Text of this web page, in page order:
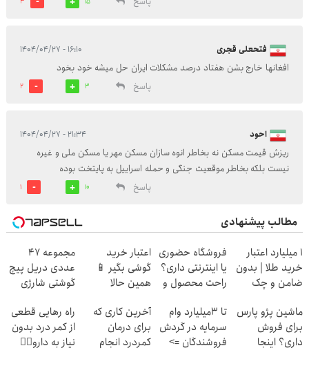
فتحعلی قجری ۱۶:۱۰ - ۱۴۰۴/۰۴/۲۷
افغانها خارج بشن هفتاد درصد مشکلات ایران حل میشه خود بخود
پاسخ
3
2
احود ۲۱:۳۴ - ۱۴۰۴/۰۴/۲۷
ریزش قیمت مسکن نه بخاطر انوه سازان مسکن مهر یا مسکن ملی و غیره
نیست بلکه بخاطر موقعیت جنگی و حمله اسراییل به پایتخت بوده
پاسخ
10
1
مطالب پیشنهادی
۱ میلیارد اعتبار
خرید طلا | بدون
ضامن و چک
فروشگاه حضوری
یا اینترنتی داری؟
راحت محصول و
بفروش
اعتبار خرید
گوشی بگیر 📱
همین حالا
بده 🎯
مجموعه 47
عددی دریل پیچ
گوشتی شارژی
محدود)
ماشین پژو پارس
برای فروش
داری؟ اینجا
تا 3میلیارد وام
سرمایه در گردش
فروشندگان =>
آخرین کاری که
برای درمان
کمردرد انجام
راه رهایی قطعی
از کمر درد بدون
نیاز به دارو👈🏻